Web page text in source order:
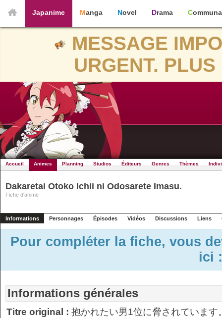
Japanime Manga Novel Drama
MESSAGE
URGENT.
Accueil Animes Planning Studios Éditeurs Genres Thèmes
Dakaretai Otoko Ichii ni Odosarete Imasu.
Fiche d'anime
Informations Personnages Épisodes Vidéos Discussions Liens
Pour compléter la fiche, vous
ici
Informations générales
Titre original : 抱かれたい男1位に脅されています